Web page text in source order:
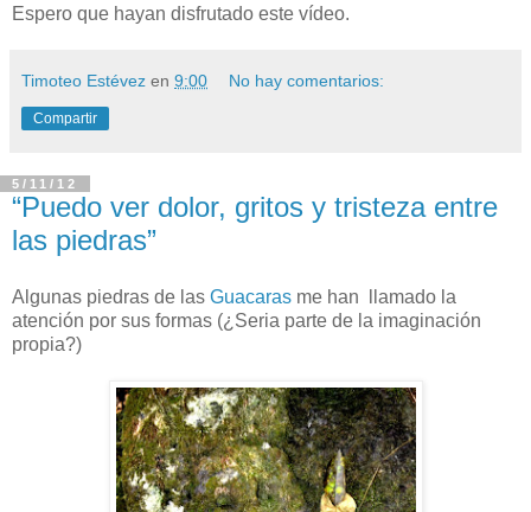
Espero que hayan disfrutado este vídeo.
Timoteo Estévez en 9:00 No hay comentarios:
Compartir
5/11/12
“Puedo ver dolor, gritos y tristeza entre
las piedras”
Algunas piedras de las Guacaras me han llamado la
atención por sus formas (¿Seria parte de la imaginación
propia?)